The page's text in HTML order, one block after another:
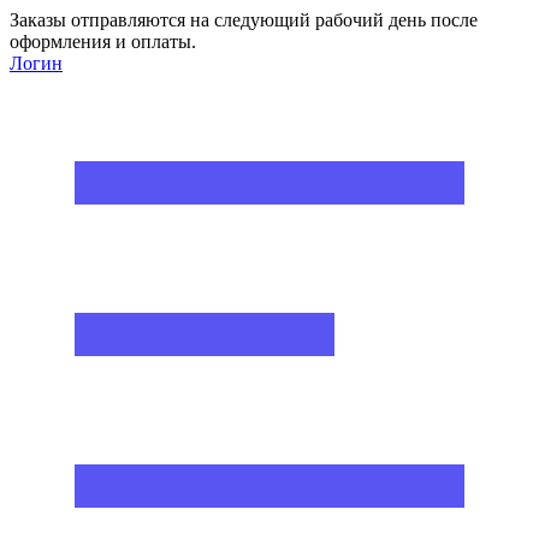
Заказы отправляются на следующий рабочий день после
оформления и оплаты.
Логин